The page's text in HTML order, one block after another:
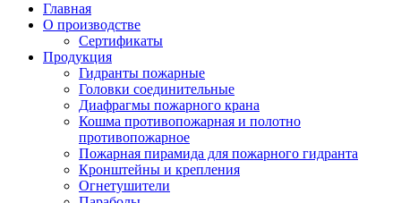
Главная
О производстве
Сертификаты
Продукция
Гидранты пожарные
Головки соединительные
Диафрагмы пожарного крана
Кошма противопожарная и полотно
противопожарное
Пожарная пирамида для пожарного гидранта
Кронштейны и крепления
Огнетушители